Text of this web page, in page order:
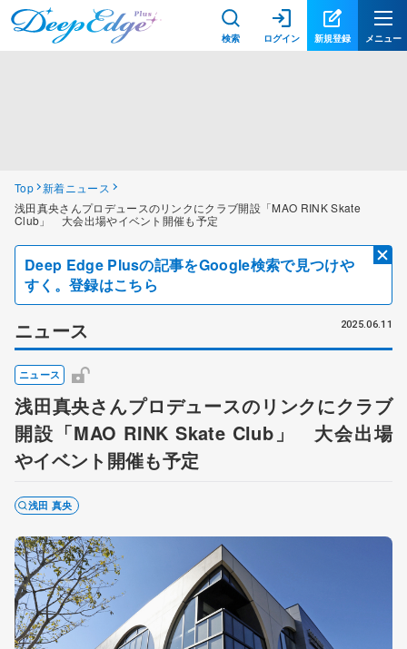
検索 ログイン 新規登録 メニュー
Top 新着ニュース
浅田真央さんプロデュースのリンクにクラブ開設「MAO RINK Skate
Club」 大会出場やイベント開催も予定
Deep Edge Plusの記事をGoogle検索で見つけや
すく。登録はこちら
ニュース 2025.06.11
ニュース
浅田真央さんプロデュースのリンクにクラブ
開設「MAO RINK Skate Club」 大会出場
やイベント開催も予定
浅田 真央